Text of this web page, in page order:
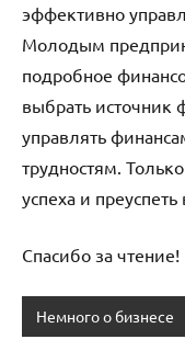
эффективно
Молодым
подробное
выбрать источник
управлять
трудностям.
успеха и преуспеть
Спасибо за чтение!
Немного о бизнесе